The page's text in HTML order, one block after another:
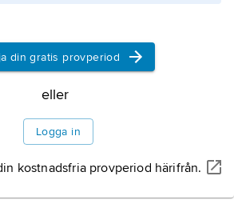
din gratis provperiod
eller
Logga in
kostnadsfria provperiod härifrån.